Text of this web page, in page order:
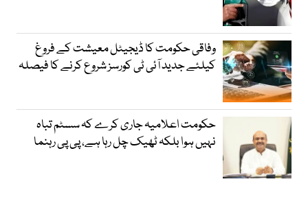
وفاقی حکومت کا ڈیجیٹل معیشت کے فروغ
کیلئے جدید آئی ٹی کورسز شروع کرنے کا فیصلہ
حکومت اعلامیہ جاری کرے کہ سسٹم تباہ
نہیں ہوا بلکہ ٹھیک چل رہا ہے، پی پی رہنما